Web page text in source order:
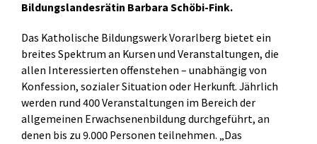
Bildungslandesrätin Barbara Schöbi-Fink.
Das Katholische Bildungswerk Vorarlberg bietet ein
breites Spektrum an Kursen und Veranstaltungen, die
allen Interessierten offenstehen – unabhängig von
Konfession, sozialer Situation oder Herkunft. Jährlich
werden rund 400 Veranstaltungen im Bereich der
allgemeinen Erwachsenenbildung durchgeführt, an
denen bis zu 9.000 Personen teilnehmen. „Das